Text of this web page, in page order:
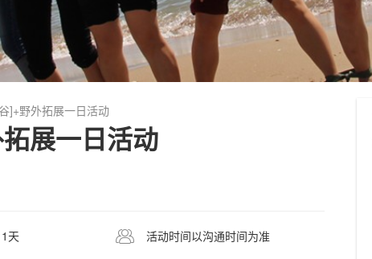
]+野外拓展一日活动
展一日活动
天 活动时间以沟通时间为准